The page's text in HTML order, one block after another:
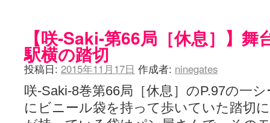
【咲-Saki-第66局［休息］】舞
駅横の踏切
投稿日: 2015年11月17日 作成者: ninegates
咲-Saki-8巻第66局［休息］のP.97の一
にビニール袋を持って歩いていた踏切